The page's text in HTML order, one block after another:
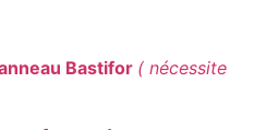
Bastifor ( nécessite